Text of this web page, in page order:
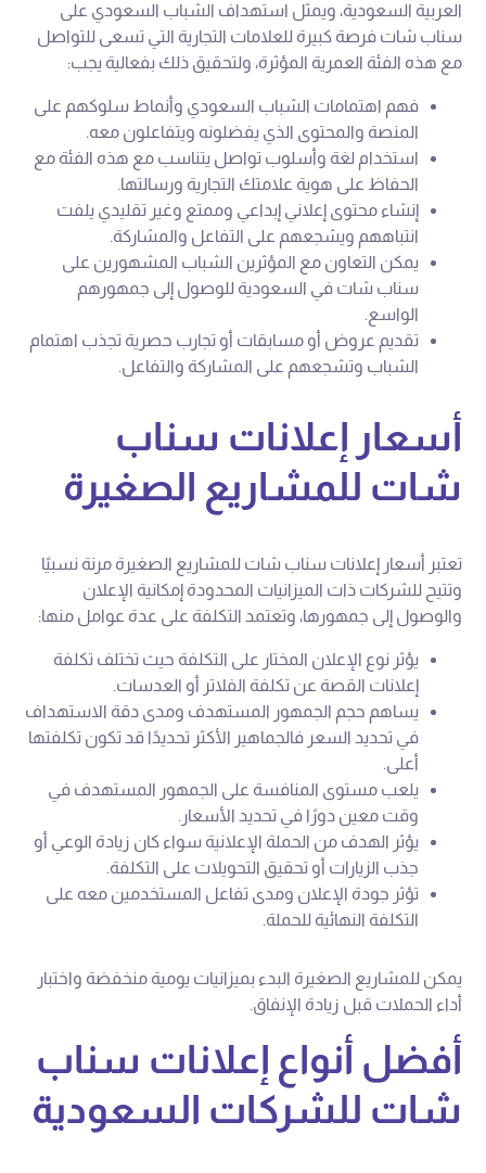
العربية السعودية، ويمثل استهداف الشباب السعودي على
سناب شات فرصة كبيرة للعلامات التجارية التي تسعى للتواصل
مع هذه الفئة العمرية المؤثرة، ولتحقيق ذلك بفعالية يجب:
فهم اهتمامات الشباب السعودي وأنماط سلوكهم على
المنصة والمحتوى الذي يفضلونه ويتفاعلون معه.
استخدام لغة وأسلوب تواصل يتناسب مع هذه الفئة مع
الحفاظ على هوية علامتك التجارية ورسالتها.
إنشاء محتوى إعلاني إبداعي وممتع وغير تقليدي يلفت
انتباههم ويشجعهم على التفاعل والمشاركة.
يمكن التعاون مع المؤثرين الشباب المشهورين على
سناب شات في السعودية للوصول إلى جمهورهم
الواسع.
تقديم عروض أو مسابقات أو تجارب حصرية تجذب اهتمام
الشباب وتشجعهم على المشاركة والتفاعل.
أسعار إعلانات سناب
شات للمشاريع الصغيرة
تعتبر أسعار إعلانات سناب شات للمشاريع الصغيرة مرنة نسبيًا
وتتيح للشركات ذات الميزانيات المحدودة إمكانية الإعلان
والوصول إلى جمهورها، وتعتمد التكلفة على عدة عوامل منها:
يؤثر نوع الإعلان المختار على التكلفة حيث تختلف تكلفة
إعلانات القصة عن تكلفة الفلاتر أو العدسات.
يساهم حجم الجمهور المستهدف ومدى دقة الاستهداف
في تحديد السعر فالجماهير الأكثر تحديدًا قد تكون تكلفتها
أعلى.
يلعب مستوى المنافسة على الجمهور المستهدف في
وقت معين دورًا في تحديد الأسعار.
يؤثر الهدف من الحملة الإعلانية سواء كان زيادة الوعي أو
جذب الزيارات أو تحقيق التحويلات على التكلفة.
تؤثر جودة الإعلان ومدى تفاعل المستخدمين معه على
التكلفة النهائية للحملة.
يمكن للمشاريع الصغيرة البدء بميزانيات يومية منخفضة واختبار
أداء الحملات قبل زيادة الإنفاق.
أفضل أنواع إعلانات سناب
شات للشركات السعودية